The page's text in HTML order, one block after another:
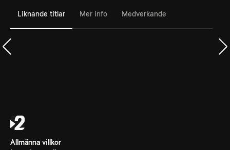
Liknande titlar Mer info Medverkande
Allmänna villkor